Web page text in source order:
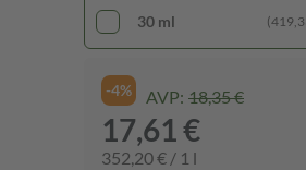
30 ml
-4% AVP: 18,35 €
17,61 €
352,20 € / 1 l